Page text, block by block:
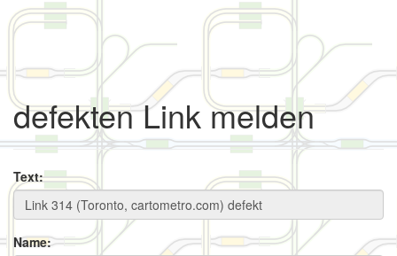
defekten Link melden
Text:
Name: